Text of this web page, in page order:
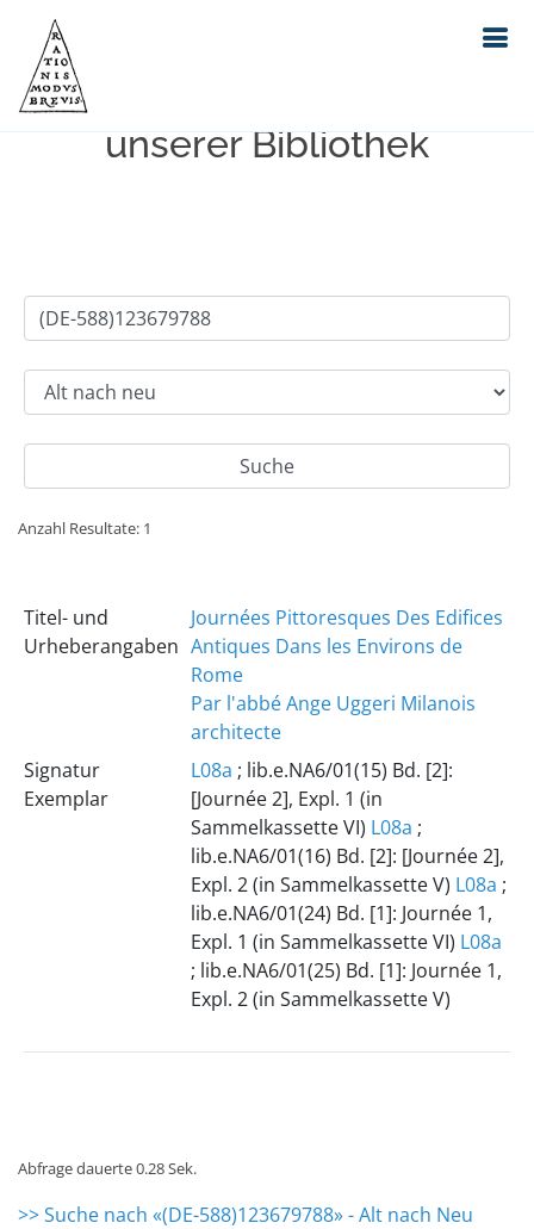
Einfache Suche im Bestand
unserer Bibliothek
Anzahl Resultate: 1
Titel- und
Urheberangaben
Journées Pittoresques Des Edifices
Antiques Dans les Environs de
Rome
Par l'abbé Ange Uggeri Milanois
architecte
Signatur
Exemplar
L08a ; lib.e.NA6/01(15) Bd. [2]:
[Journée 2], Expl. 1 (in
Sammelkassette VI) L08a ;
lib.e.NA6/01(16) Bd. [2]: [Journée 2],
Expl. 2 (in Sammelkassette V) L08a ;
lib.e.NA6/01(24) Bd. [1]: Journée 1,
Expl. 1 (in Sammelkassette VI) L08a
; lib.e.NA6/01(25) Bd. [1]: Journée 1,
Expl. 2 (in Sammelkassette V)
Abfrage dauerte 0.28 Sek.
>> Suche nach «(DE-588)123679788» - Alt nach Neu